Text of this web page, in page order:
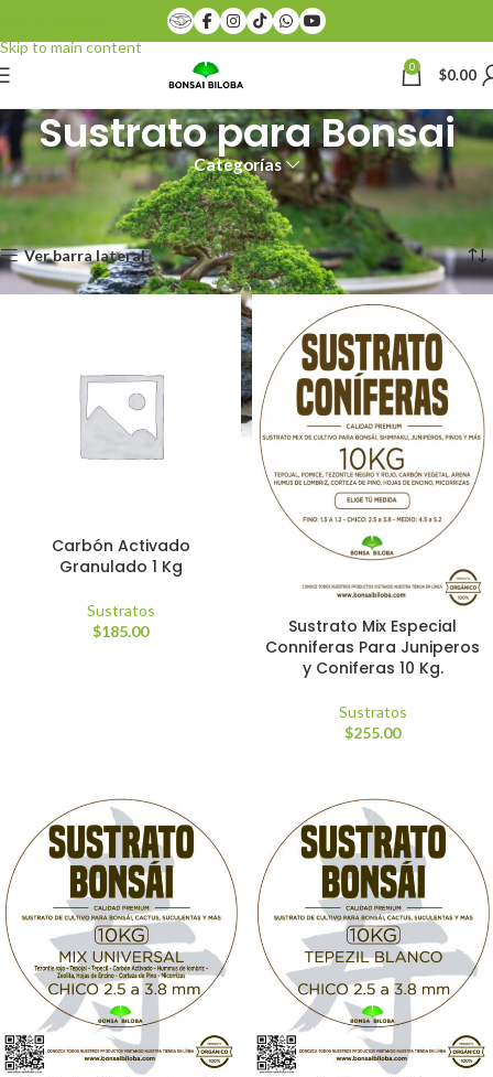
Skip to main content
0 $0.00
Sustrato para Bonsai
Categorías
Inicio Productos etiquetados “Sustrato para Bonsai”
Mostrando todos los 5 resultados
Ver barra lateral
Carbón Activado
Granulado 1 Kg
Sustratos
$185.00
Sustrato Mix Especial
Conniferas Para Juniperos
y Coniferas 10 Kg.
Sustratos
$255.00